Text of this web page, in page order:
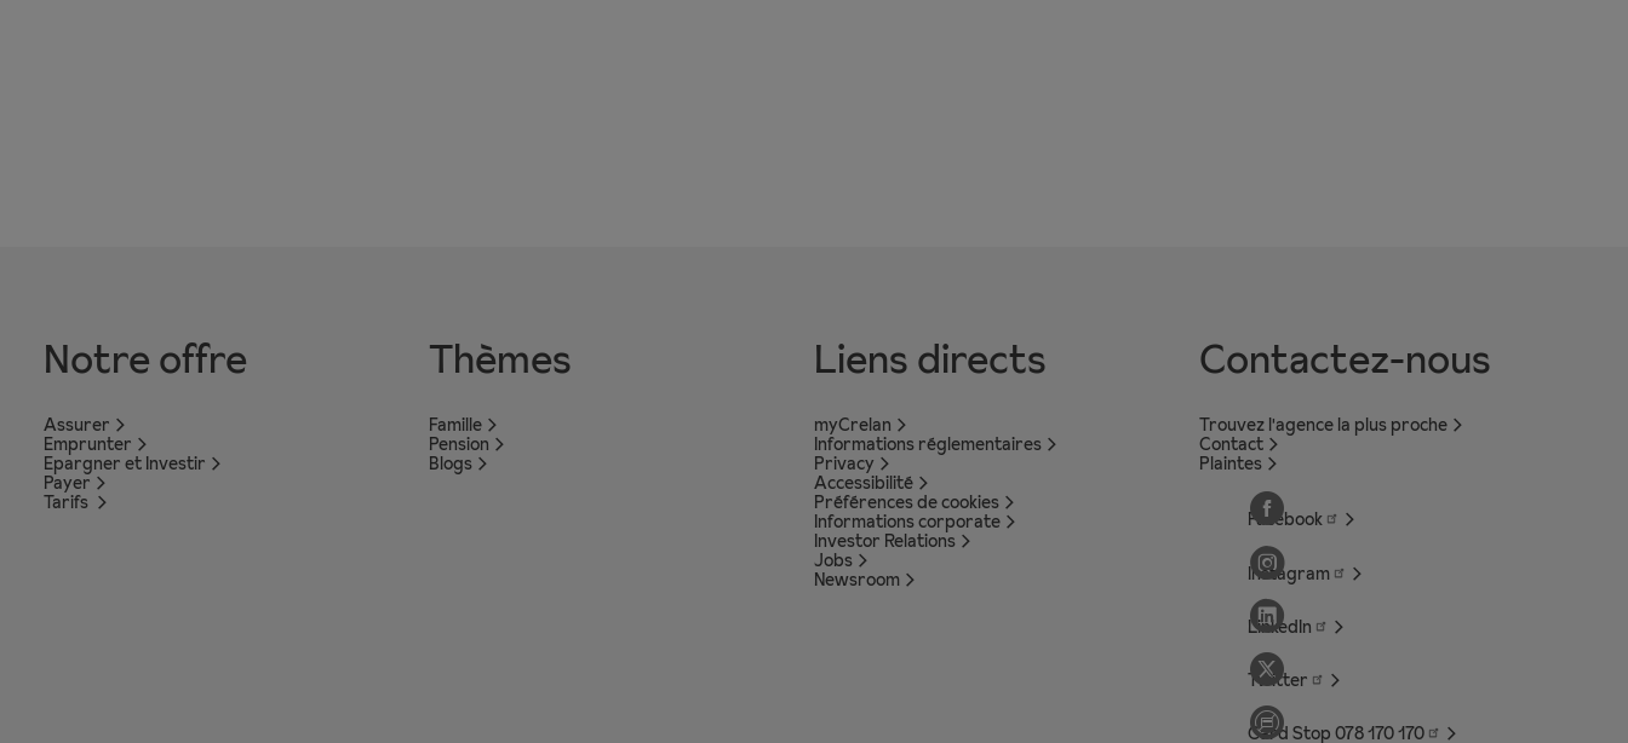
Notre offre
Assurer
Emprunter
Epargner et Investir
Payer
Tarifs
Thèmes
Famille
Pension
Blogs
Liens directs
myCrelan
Informations réglementaires
Privacy
Accessibilité
Préférences de cookies
Informations corporate
Investor Relations
Jobs
Newsroom
Contactez-nous
Trouvez l'agence la plus proche
Contact
Plaintes
Facebook
Instagram
LinkedIn
Twitter
Card Stop 078 170170